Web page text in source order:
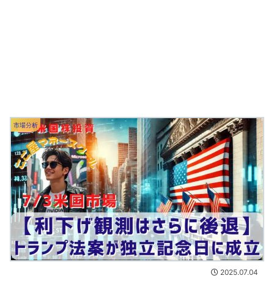
市場分析
2025.07.04